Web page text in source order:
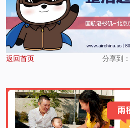
返回首页 分享到：